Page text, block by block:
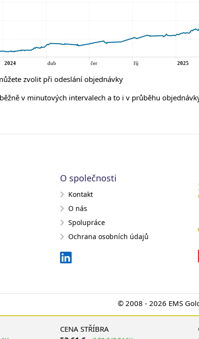
zvolit při odeslání objednávky
v minutových intervalech a to i v průběhu
O společnosti
Kontakt
O nás
Spolupráce
Ochrana osobních údajů
© 2008 - 2026 EMS
CENA STŘÍBRA